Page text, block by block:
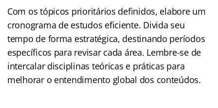
Com os tópicos prioritários definidos, elabore um
cronograma de estudos eficiente. Divida seu
tempo de forma estratégica, destinando períodos
específicos para revisar cada área. Lembre-se de
intercalar disciplinas teóricas e práticas para
melhorar o entendimento global dos conteúdos.